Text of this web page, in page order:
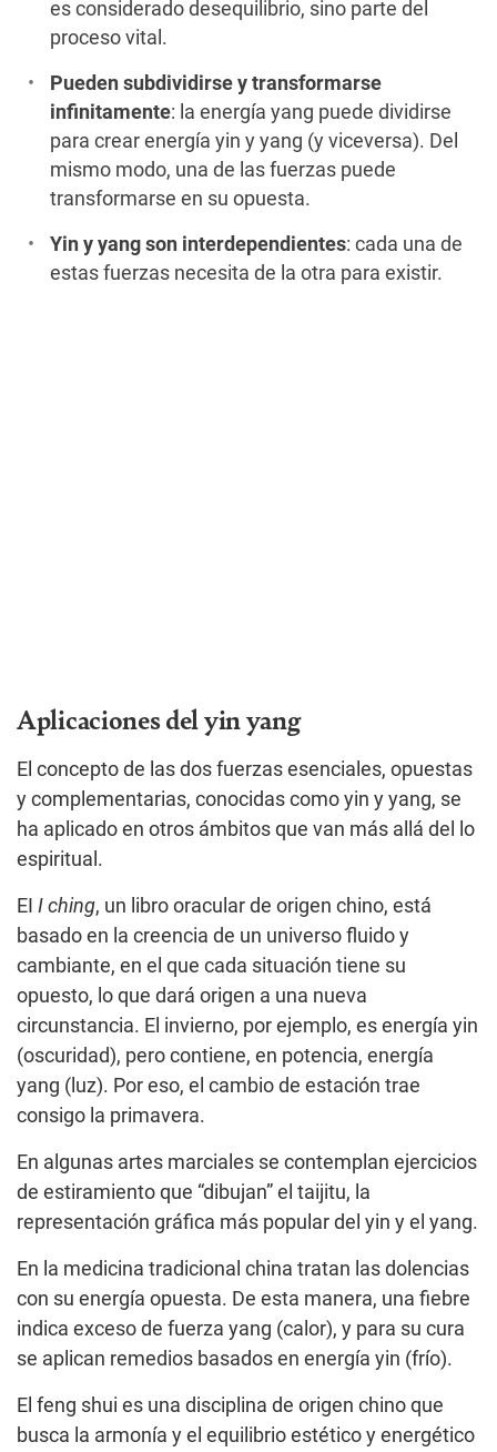
es considerado desequilibrio, sino parte del
proceso vital.
Pueden subdividirse y transformarse
infinitamente: la energía yang puede dividirse
para crear energía yin y yang (y viceversa). Del
mismo modo, una de las fuerzas puede
transformarse en su opuesta.
Yin y yang son interdependientes: cada una de
estas fuerzas necesita de la otra para existir.
Aplicaciones del yin yang
El concepto de las dos fuerzas esenciales, opuestas
y complementarias, conocidas como yin y yang, se
ha aplicado en otros ámbitos que van más allá del lo
espiritual.
EI I ching, un libro oracular de origen chino, está
basado en la creencia de un universo fluido y
cambiante, en el que cada situación tiene su
opuesto, lo que dará origen a una nueva
circunstancia. El invierno, por ejemplo, es energía yin
(oscuridad), pero contiene, en potencia, energía
yang (luz). Por eso, el cambio de estación trae
consigo la primavera.
En algunas artes marciales se contemplan ejercicios
de estiramiento que “dibujan” el taijitu, la
representación gráfica más popular del yin y el yang.
En la medicina tradicional china tratan las dolencias
con su energía opuesta. De esta manera, una fiebre
indica exceso de fuerza yang (calor), y para su cura
se aplican remedios basados en energía yin (frío).
El feng shui es una disciplina de origen chino que
busca la armonía y el equilibrio estético y energético